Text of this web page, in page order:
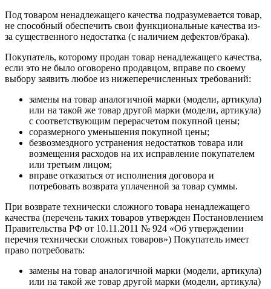
Под товаром ненадлежащего качества подразумевается товар,
не способный обеспечить свои функциональные качества из-
за существенного недостатка (с наличием дефектов/брака).
Покупатель, которому продан товар ненадлежащего качества,
если это не было оговорено продавцом, вправе по своему
выбору заявить любое из нижеперечисленных требований:
замены на товар аналогичной марки (модели, артикула)
или на такой же товар другой марки (модели, артикула)
с соответствующим перерасчетом покупной цены;
соразмерного уменьшения покупной цены;
безвозмездного устранения недостатков товара или
возмещения расходов на их исправление покупателем
или третьим лицом;
вправе отказаться от исполнения договора и
потребовать возврата уплаченной за товар суммы.
При возврате технически сложного товара ненадлежащего
качества (перечень таких товаров утвержден Постановлением
Правительства РФ от 10.11.2011 № 924 «Об утверждении
перечня технически сложных товаров») Покупатель имеет
право потребовать:
замены на товар аналогичной марки (модели, артикула)
или на такой же товар другой марки (модели, артикула)